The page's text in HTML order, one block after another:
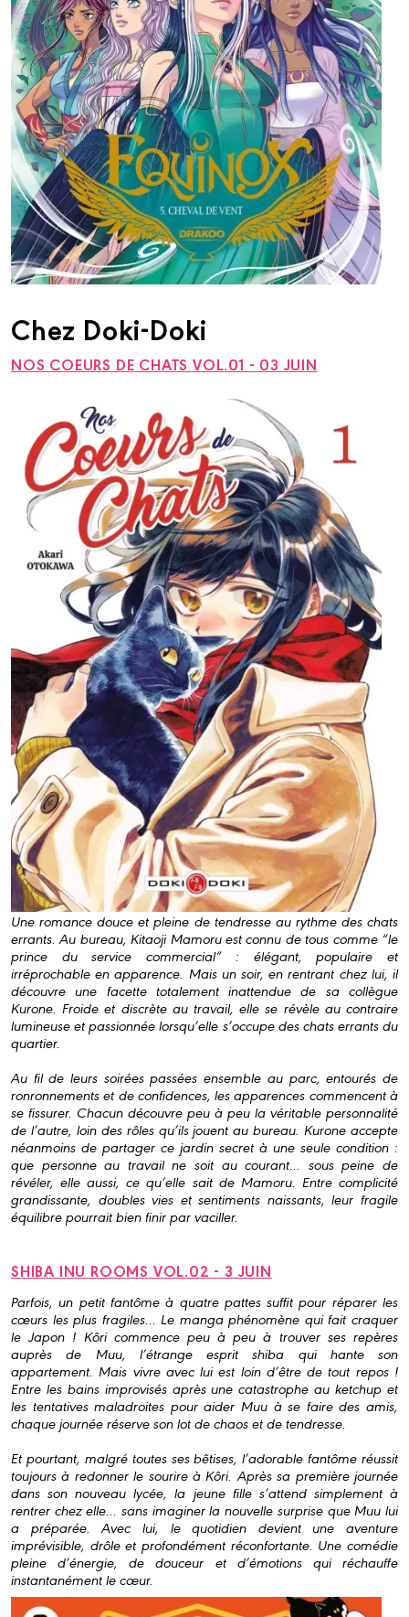
Chez Doki-Doki
NOS COEURS DE CHATS VOL.01 - 03 JUIN
Une romance douce et pleine de tendresse au rythme des chats
errants. Au bureau, Kitaoji Mamoru est connu de tous comme “le
prince du service commercial” : élégant, populaire et
irréprochable en apparence. Mais un soir, en rentrant chez lui, il
découvre une facette totalement inattendue de sa collègue
Kurone. Froide et discrète au travail, elle se révèle au contraire
lumineuse et passionnée lorsqu’elle s’occupe des chats errants du
quartier.
Au fil de leurs soirées passées ensemble au parc, entourés de
ronronnements et de confidences, les apparences commencent à
se fissurer. Chacun découvre peu à peu la véritable personnalité
de l’autre, loin des rôles qu’ils jouent au bureau. Kurone accepte
néanmoins de partager ce jardin secret à une seule condition :
que personne au travail ne soit au courant… sous peine de
révéler, elle aussi, ce qu’elle sait de Mamoru. Entre complicité
grandissante, doubles vies et sentiments naissants, leur fragile
équilibre pourrait bien finir par vaciller.
SHIBA INU ROOMS VOL.02 - 3 JUIN
Parfois, un petit fantôme à quatre pattes suffit pour réparer les
cœurs les plus fragiles… Le manga phénomène qui fait craquer
le Japon ! Kôri commence peu à peu à trouver ses repères
auprès de Muu, l’étrange esprit shiba qui hante son
appartement. Mais vivre avec lui est loin d’être de tout repos !
Entre les bains improvisés après une catastrophe au ketchup et
les tentatives maladroites pour aider Muu à se faire des amis,
chaque journée réserve son lot de chaos et de tendresse.
Et pourtant, malgré toutes ses bêtises, l’adorable fantôme réussit
toujours à redonner le sourire à Kôri. Après sa première journée
dans son nouveau lycée, la jeune fille s’attend simplement à
rentrer chez elle… sans imaginer la nouvelle surprise que Muu lui
a préparée. Avec lui, le quotidien devient une aventure
imprévisible, drôle et profondément réconfortante. Une comédie
pleine d’énergie, de douceur et d’émotions qui réchauffe
instantanément le cœur.